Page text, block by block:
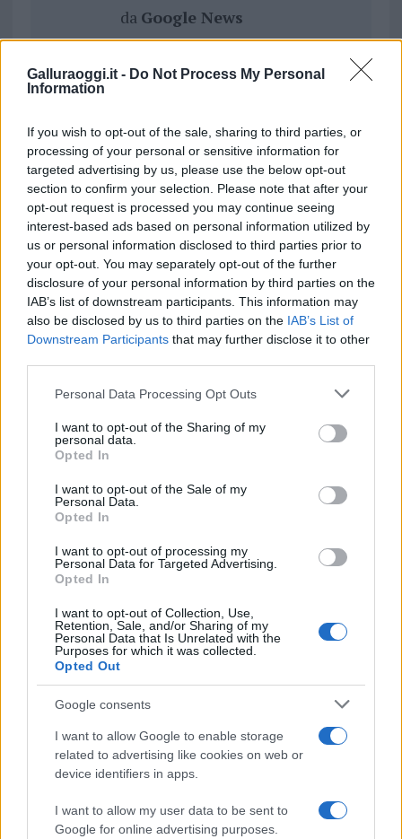
Galluraoggi.it - Do Not Process My Personal
Information
If you wish to opt-out of the sale, sharing to third parties, or
processing of your personal or sensitive information for
targeted advertising by us, please use the below opt-out
section to confirm your selection. Please note that after your
opt-out request is processed you may continue seeing
interest-based ads based on personal information utilized by
us or personal information disclosed to third parties prior to
your opt-out. You may separately opt-out of the further
disclosure of your personal information by third parties on the
IAB’s list of downstream participants. This information may
also be disclosed by us to third parties on the IAB’s List of
Downstream Participants that may further disclose it to other
Please note that this website/app uses one or more Google
not limited to your visit or usage behaviour. You may click to
grant or deny consent to Google and its third-party tags to
use your data for below specified purposes in below Google
consent section.
Personal Data Processing Opt Outs
I want to opt-out of the Sharing of my
personal data.
Opted In
I want to opt-out of the Sale of my
Personal Data.
Opted In
I want to opt-out of processing my
Personal Data for Targeted Advertising.
Opted In
I want to opt-out of Collection, Use,
Retention, Sale, and/or Sharing of my
Personal Data that Is Unrelated with the
Purposes for which it was collected.
Opted Out
Google consents
I want to allow Google to enable storage
related to advertising like cookies on web or
device identifiers in apps.
I want to allow my user data to be sent to
Google for online advertising purposes.
da Google News
Condividi l'articolo
F
a
ce
b
o
o
k
T
w
it
te
r
Pi
n
te
re
st
W
h
at
s
A
p
p
S
h
a
re
Articolo precedente
Prossimo articolo
NOTIZIE RECENTI
Incidente sulla strada provinciale ad Arzachena,
un ferito
Delta Center
Meteo Olbia 9 agosto, temperature in calo
Salmo finisce in ospedale a Catania, ma il tour
va avanti: “Sicilia, ci sono”
Jovanotti, Gabry Ponte e Alfa: Olbia ombelico del
mondo per una notte
“Orgoglio e discrezione per visita privata̶…